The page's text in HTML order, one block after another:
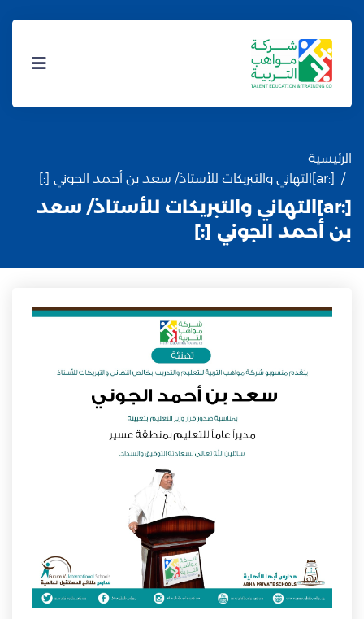
الرئيسية
[:ar]التهاني والتبريكات للأستاذ/ سعد بن أحمد الجوني [:]
[:ar]التهاني والتبريكات للأستاذ/ سعد
بن أحمد الجوني [:]